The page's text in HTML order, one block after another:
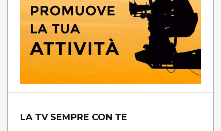
LA TV SEMPRE CON TE